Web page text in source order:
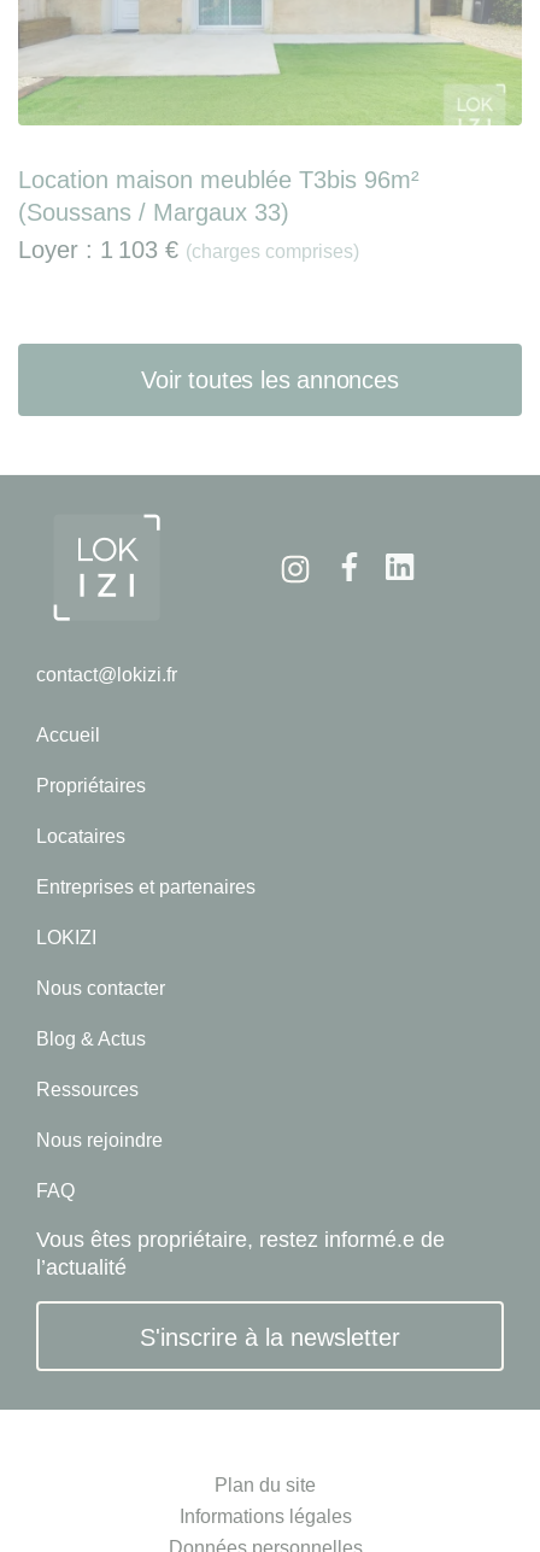
Location maison meublée T3bis 96m²
(Soussans / Margaux 33)
Loyer : 1 103 € (charges comprises)
Voir toutes les annonces
contact@lokizi.fr
InstagramFacebook
Accueil
Propriétaires
Locataires
Entreprises et partenaires
LOKIZI
Nous contacter
Blog & Actus
Ressources
Nous rejoindre
FAQ
Vous êtes propriétaire, restez informé.e de
l’actualité
S'inscrire à la newsletter
Plan du site
Informations légales